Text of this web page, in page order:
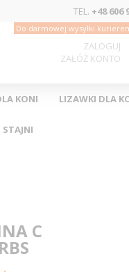
TEL. +48 606
ZALOGUJ
ZAŁÓŻ KONTO
Do darmowej wysyłki
KONI LIZAWKI DLA
STAJNI
C